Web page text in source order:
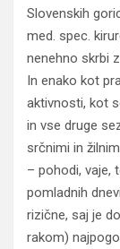
Slovenskih
med. spec.
nenehno skrbi
In enako kot
aktivnosti, kot
in vse druge
srčnimi in
– pohodi, vaje,
pomladnih
rizične, saj je
rakom)